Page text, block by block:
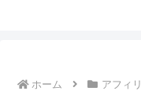
ホーム アフィ